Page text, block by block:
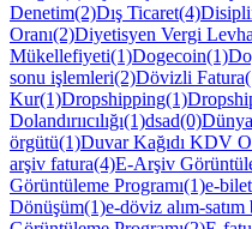
Denetim(2)Dış Ticaret(4)
Oranı(2)Diyetisyen Vergi
Mükellefiyeti(1)Dogecoin(1)
sonu işlemleri(2)Dövizli
Kur(1)Dropshipping(1)
Dolandırııcılığı(1)dsad(0)
örgütü(1)Duvar Kağıdı KDV
arşiv fatura(4)E-Arşiv
Görüntüleme Programı(1)e-
Dönüşüm(1)e-döviz alım-